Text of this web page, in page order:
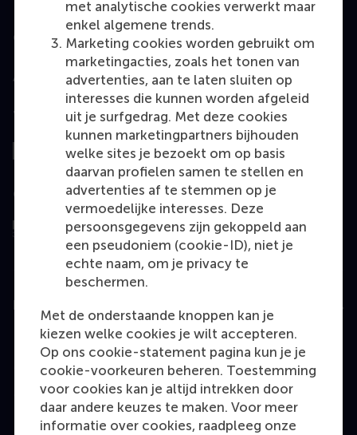
met analytische cookies verwerkt maar
enkel algemene trends.
Marketing cookies worden gebruikt om
marketingacties, zoals het tonen van
advertenties, aan te laten sluiten op
interesses die kunnen worden afgeleid
uit je surfgedrag. Met deze cookies
kunnen marketingpartners bijhouden
welke sites je bezoekt om op basis
daarvan profielen samen te stellen en
advertenties af te stemmen op je
vermoedelijke interesses. Deze
persoonsgegevens zijn gekoppeld aan
een pseudoniem (cookie-ID), niet je
echte naam, om je privacy te
beschermen.
Met de onderstaande knoppen kan je
kiezen welke cookies je wilt accepteren.
Op ons cookie-statement pagina kun je je
cookie-voorkeuren beheren. Toestemming
voor cookies kan je altijd intrekken door
daar andere keuzes te maken. Voor meer
informatie over cookies, raadpleeg onze
Geaccrediteerd door
Top gerangschikt
Geëvalueerd door
Education
Bachelor
Master
MBA
Executive Education